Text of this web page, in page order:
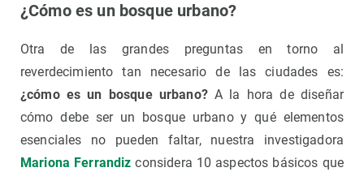
¿Cómo es un bosque urbano?
Otra de las grandes preguntas en torno al
reverdecimiento tan necesario de las ciudades es:
¿cómo es un bosque urbano?A la hora de diseñar
cómo debe ser un bosque urbano y qué elementos
esenciales no pueden faltar, nuestra investigadora
Mariona Ferrandiz considera 10 aspectos básicos que